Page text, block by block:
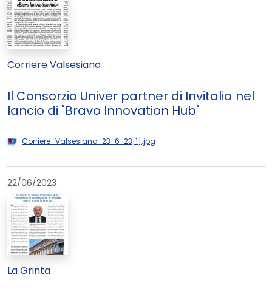
Corriere Valsesiano
Il Consorzio Univer partner di Invitalia nel
lancio di "Bravo Innovation Hub"
Corriere_Valsesiano_23-6-23[1].jpg
22/06/2023
La Grinta